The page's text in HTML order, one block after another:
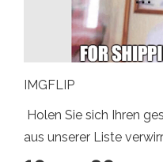
IMGFLIP
Holen Sie sich Ihren
aus unserer Liste